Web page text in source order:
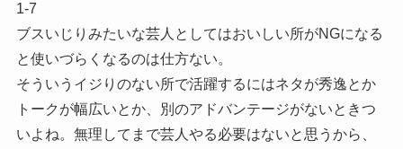
1-7
ブスいじりみたいな芸人としてはおいしい所がNGになる
と使いづらくなるのは仕方ない。
そういうイジりのない所で活躍するにはネタが秀逸とか
トークが幅広いとか、別のアドバンテージがないときつ
いよね。無理してまで芸人やる必要はないと思うから、